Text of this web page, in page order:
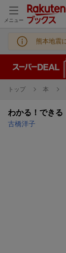
メニュー
熊本地震
トップ 本
わかる！できる
古橋洋子